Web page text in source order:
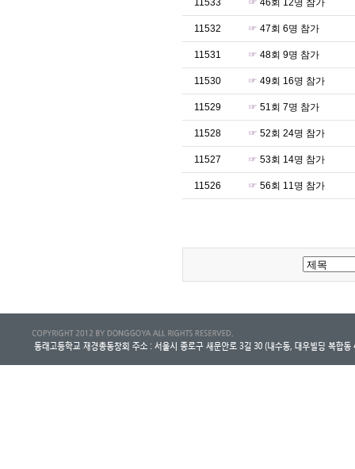
11533 ☞ 46회 12명 참가
11532 ☞ 47회 6명 참가
11531 ☞ 48회 9명 참가
11530 ☞ 49회 16명 참가
11529 ☞ 51회 7명 참가
11528 ☞ 52회 24명 참가
11527 ☞ 53회 14명 참가
11526 ☞ 56회 11명 참가